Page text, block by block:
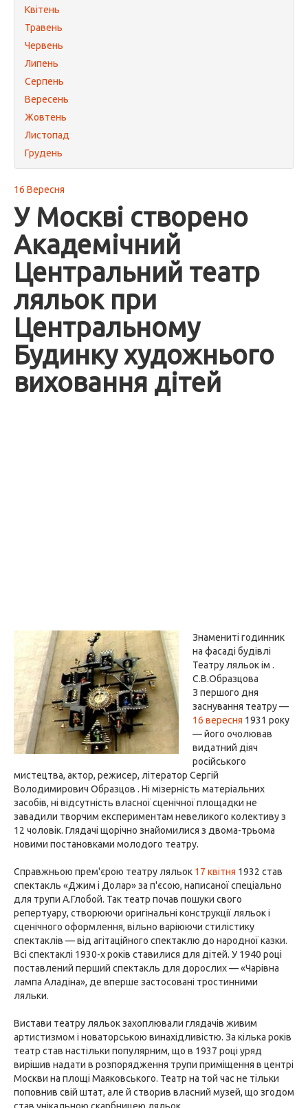
Квітень
Травень
Червень
Липень
Серпень
Вересень
Жовтень
Листопад
Грудень
16 Вересня
У Москві створено
Академічний
Центральний театр
ляльок при
Центральному
Будинку художнього
виховання дітей
Знамениті годинник
на фасаді будівлі
Театру ляльок ім .
С.В.Образцова
З першого дня
заснування театру —
16 вересня 1931 року
— його очолював
видатний діяч
російського
мистецтва, актор, режисер, літератор Сергій
Володимирович Образцов . Ні мізерність матеріальних
засобів, ні відсутність власної сценічної площадки не
завадили творчим експериментам невеликого колективу з
12 чоловік. Глядачі щорічно знайомилися з двома-трьома
новими постановками молодого театру.
Справжньою прем'єрою театру ляльок 17 квітня 1932 став
спектакль «Джим і Долар» за п'єсою, написаної спеціально
для трупи А.Глобой. Так театр почав пошуки свого
репертуару, створюючи оригінальні конструкції ляльок і
сценічного оформлення, вільно варіюючи стилістику
спектаклів — від агітаційного спектаклю до народної казки.
Всі спектаклі 1930-х років ставилися для дітей. У 1940 році
поставлений перший спектакль для дорослих — «Чарівна
лампа Аладіна», де вперше застосовані тростинними
ляльки.
Вистави театру ляльок захоплювали глядачів живим
артистизмом і новаторською винахідливістю. За кілька років
театр став настільки популярним, що в 1937 році уряд
вирішив надати в розпорядження трупи приміщення в центрі
Москви на площі Маяковського. Театр на той час не тільки
поповнив свій штат, але й створив власний музей, що згодом